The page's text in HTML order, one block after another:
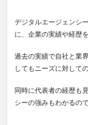
め
デジタルエージェンシ
に、企業の実績や経歴
過去の実績で自社と業
してもニーズに対して
同時に代表者の経歴も
シーの強みもわかるの